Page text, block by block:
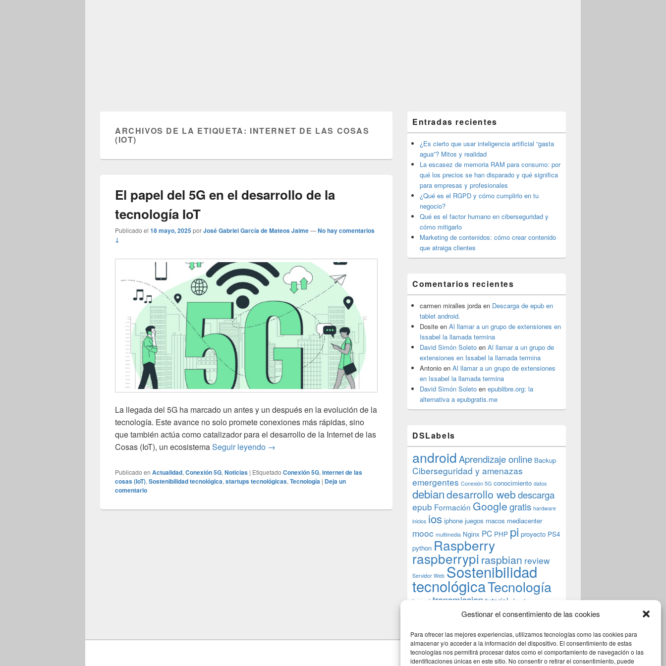
Gestionar el consentimiento de las cookies
Para ofrecer las mejores experiencias, utilizamos tecnologías como las cookies para
almacenar y/o acceder a la información del dispositivo. El consentimiento de estas
tecnologías nos permitirá procesar datos como el comportamiento de navegación o las
identificaciones únicas en este sitio. No consentir o retirar el consentimiento, puede
ARCHIVOS DE LA ETIQUETA: INTERNET DE LAS COSAS
(IOT)
El papel del 5G en el desarrollo de la
tecnología IoT
Publicado el 18 mayo, 2025porJosé Gabriel García de Mateos Jaime—No hay comentarios
↓
La llegada del 5G ha marcado un antes y un después en la evolución de la
tecnología. Este avance no solo promete conexiones más rápidas, sino
que también actúa como catalizador para el desarrollo de la Internet de las
Cosas (IoT), un ecosistemaSeguir leyendo El papel del 5G en el desarrollo de la tecnología IoT
→
Publicado en Actualidad, Conexión 5G, Noticias | Etiquetado Conexión 5G, internet de las
cosas (IoT), Sostenibilidad tecnológica, startups tecnológicas, Tecnología | Deja un
comentario
área
de
widget
barra
lateral
primaria
Entradas recientes
¿Es cierto que usar inteligencia artificial “gasta
agua”? Mitos y realidad
La escasez de memoria RAM para consumo: por
qué los precios se han disparado y qué significa
para empresas y profesionales
¿Qué es el RGPD y cómo cumplirlo en tu
negocio?
Qué es el factor humano en ciberseguridad y
cómo mitigarlo
Marketing de contenidos: cómo crear contenido
que atraiga clientes
Comentarios recientes
carmen miralles jorda en Descarga de epub en
tablet android.
Dosite en Al llamar a un grupo de extensiones en
Issabel la llamada termina
David Simón Soleto en Al llamar a un grupo de
extensiones en Issabel la llamada termina
Antonio en Al llamar a un grupo de extensiones
en Issabel la llamada termina
David Simón Soleto en epublibre.org: la
alternativa a epubgratis.me
DSLabels
androidAprendizaje online Backup
Ciberseguridad y amenazas
emergentes Conexión 5G conocimiento datos
debiandesarrollo webdescarga
epub Formación Googlegratis hardware
inicios ios iphone juegos macos mediacenter
mooc multimedia Nginx PC PHP pi proyecto PS4
python Raspberry
raspberrypi raspbian review
Servidor Web Sostenibilidad
tecnológicaTecnología
torrent transmission tutorial ubuntu server
Windowswordpressxbmc